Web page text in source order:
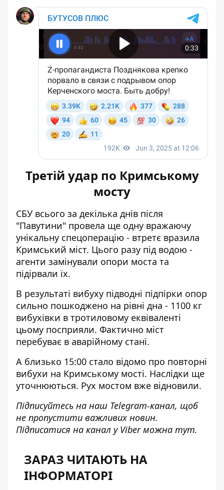
Третій удар по Кримському
мосту
СБУ всього за декілька днів після
"Павутини" провела ще одну вражаючу
унікальну спецоперацію - втретє вразила
Кримський міст. Цього разу під водою -
агенти замінували опори моста та
підірвали їх.
В результаті вибуху підводні підпірки опор
сильно пошкоджено на рівні дна - 1100 кг
вибухівки в тротиловому еквіваленті
цьому посприяли. Фактично міст
перебуває в аварійному стані.
А близько 15:00 стало відомо про повторні
вибухи на Кримському мості. Наслідки ще
уточнюються. Рух мостом вже відновили.
Підписуйтесь на наш Telegram-канал, щоб
не пропустити важливих новин.
Підписатися на канал у Viber можна тут.
ЗАРАЗ ЧИТАЮТЬ НА
ІНФОРМАТОРІ